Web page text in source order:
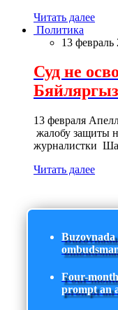
Читать далее
Политика
13 февраль
Суд не
13 февраля
жалобу защиты
журналистки
Читать далее
Four-
prompt an